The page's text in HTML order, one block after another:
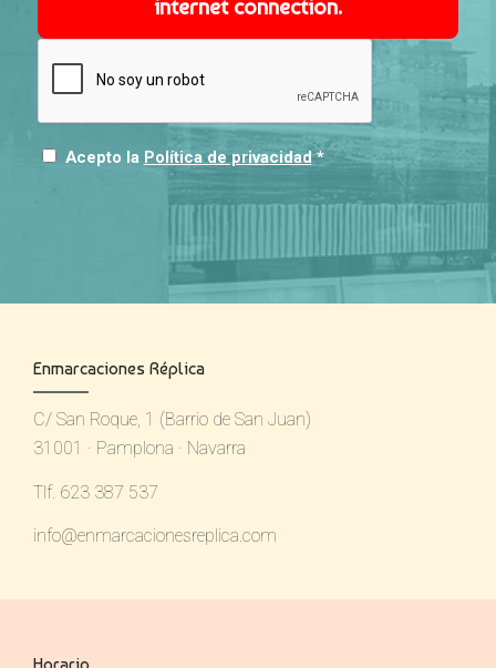
internet connection.
Acepto la Política de privacidad *
Enmarcaciones Réplica
C/ San Roque, 1 (Barrio de San Juan)
31001 · Pamplona · Navarra
Tlf. 623 387 537
info@enmarcacionesreplica.com